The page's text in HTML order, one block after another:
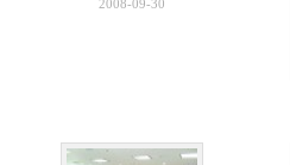
2008-09-30